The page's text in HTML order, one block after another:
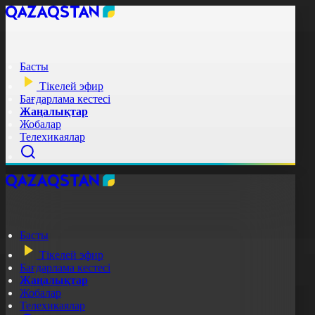
Басты
Тікелей эфир
Бағдарлама кестесі
Жаңалықтар
Жобалар
Телехикаялар
Басты
Тікелей эфир
Бағдарлама кестесі
Жаңалықтар
Жобалар
Телехикаялар